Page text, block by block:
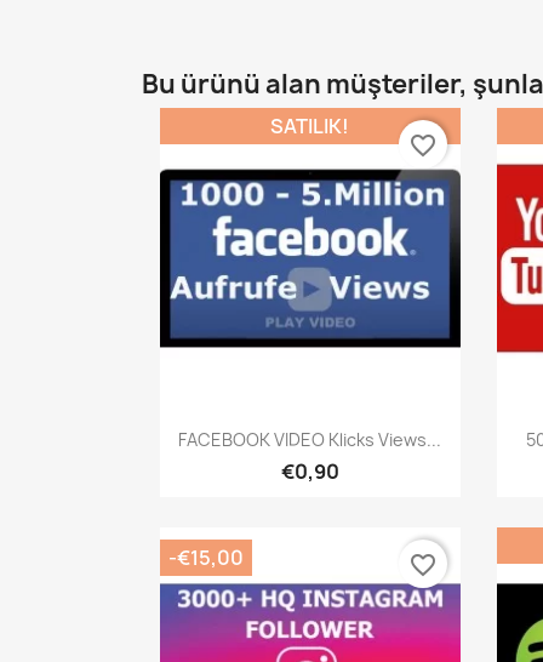
Bu ürünü alan müşteriler,
Hızlı Görünüm
FACEBOOK VIDEO Klicks Views...
€0,90
SATILIK!
favorite_border
-€15,00 favorite_border